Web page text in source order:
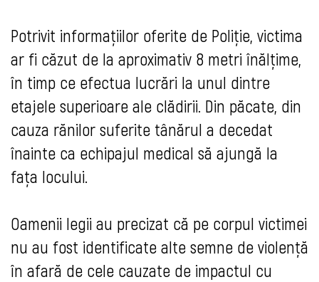
Potrivit informațiilor oferite de Poliție, victima
ar fi căzut de la aproximativ 8 metri înălțime,
în timp ce efectua lucrări la unul dintre
etajele superioare ale clădirii. Din păcate, din
cauza rănilor suferite tânărul a decedat
înainte ca echipajul medical să ajungă la
fața locului.
Oamenii legii au precizat că pe corpul victimei
nu au fost identificate alte semne de violență
în afară de cele cauzate de impactul cu